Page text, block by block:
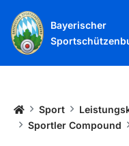
Bayerischer
Startseite
Sport
Sportler Compound